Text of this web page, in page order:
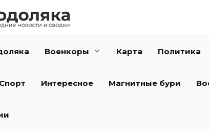
Военкоры Карта Политика
Спорт Интересное Магнитные бури